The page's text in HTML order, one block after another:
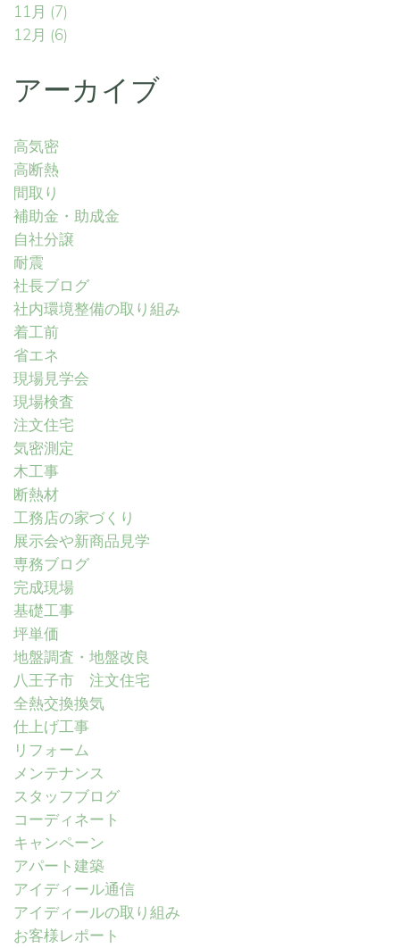
11月 (7)
12月 (6)
アーカイブ
高気密
高断熱
間取り
補助金・助成金
自社分譲
耐震
社長ブログ
社内環境整備の取り組み
着工前
省エネ
現場見学会
現場検査
注文住宅
気密測定
木工事
断熱材
工務店の家づくり
展示会や新商品見学
専務ブログ
完成現場
基礎工事
坪単価
地盤調査・地盤改良
八王子市 注文住宅
全熱交換換気
仕上げ工事
リフォーム
メンテナンス
スタッフブログ
コーディネート
キャンペーン
アパート建築
アイディール通信
アイディールの取り組み
お客様レポート